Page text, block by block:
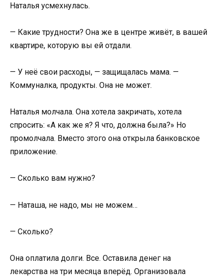
Наталья усмехнулась.
— Какие трудности? Она же в центре живёт, в вашей
квартире, которую вы ей отдали.
— У неё свои расходы, — защищалась мама. —
Коммуналка, продукты. Она не может.
Наталья молчала. Она хотела закричать, хотела
спросить: «А как же я? Я что, должна была?» Но
промолчала. Вместо этого она открыла банковское
приложение.
— Сколько вам нужно?
— Наташа, не надо, мы не можем…
— Сколько?
Она оплатила долги. Все. Оставила денег на
лекарства на три месяца вперёд. Организовала